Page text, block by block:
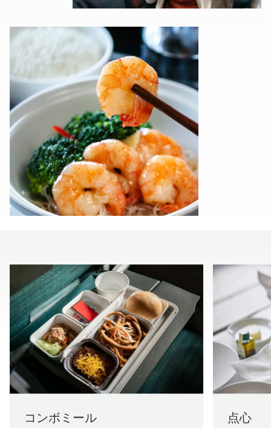
コンボミール 点心